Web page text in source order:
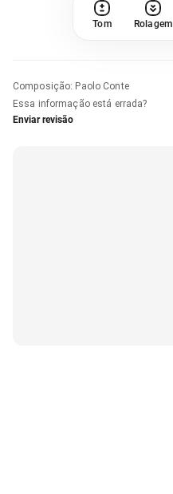
Tom Rolagem
Composição: Paolo Conte
Essa informação está errada?
Enviar revisão